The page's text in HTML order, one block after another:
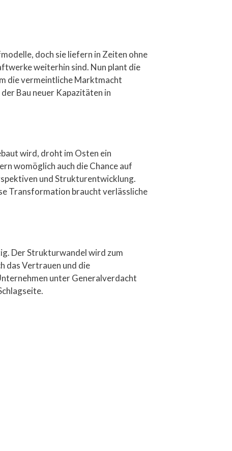
doch sie liefern in Zeiten ohne
weiterhin sind. Nun plant die
die vermeintliche Marktmacht
Bau neuer Kapazitäten in
wird, droht im Osten ein
womöglich auch die Chance auf
und Strukturentwicklung.
Transformation braucht verlässliche
Der Strukturwandel wird zum
das Vertrauen und die
unter Generalverdacht